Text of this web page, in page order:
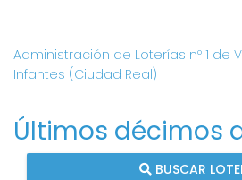
Administración de Loterías nº 1 de
Infantes (Ciudad Real)
Últimos décimos
BUSCAR